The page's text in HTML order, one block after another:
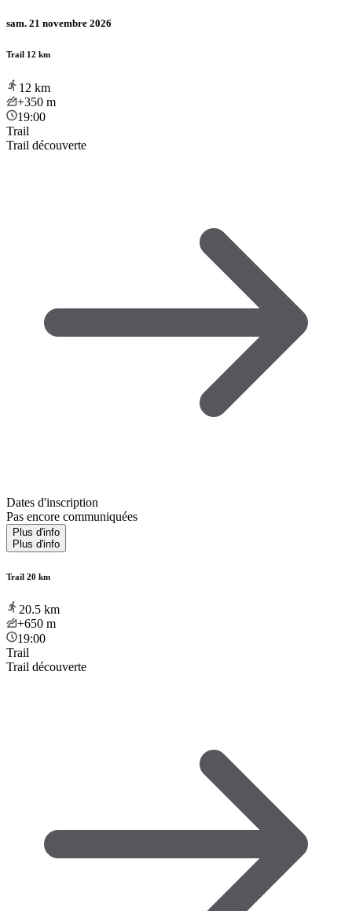
sam. 21 novembre 2026
Trail 12 km
12 km
+350 m
19:00
Trail
Trail découverte
Dates d'inscription
Pas encore communiquées
Plus d'info
Plus d'info
Trail 20 km
20.5 km
+650 m
19:00
Trail
Trail découverte